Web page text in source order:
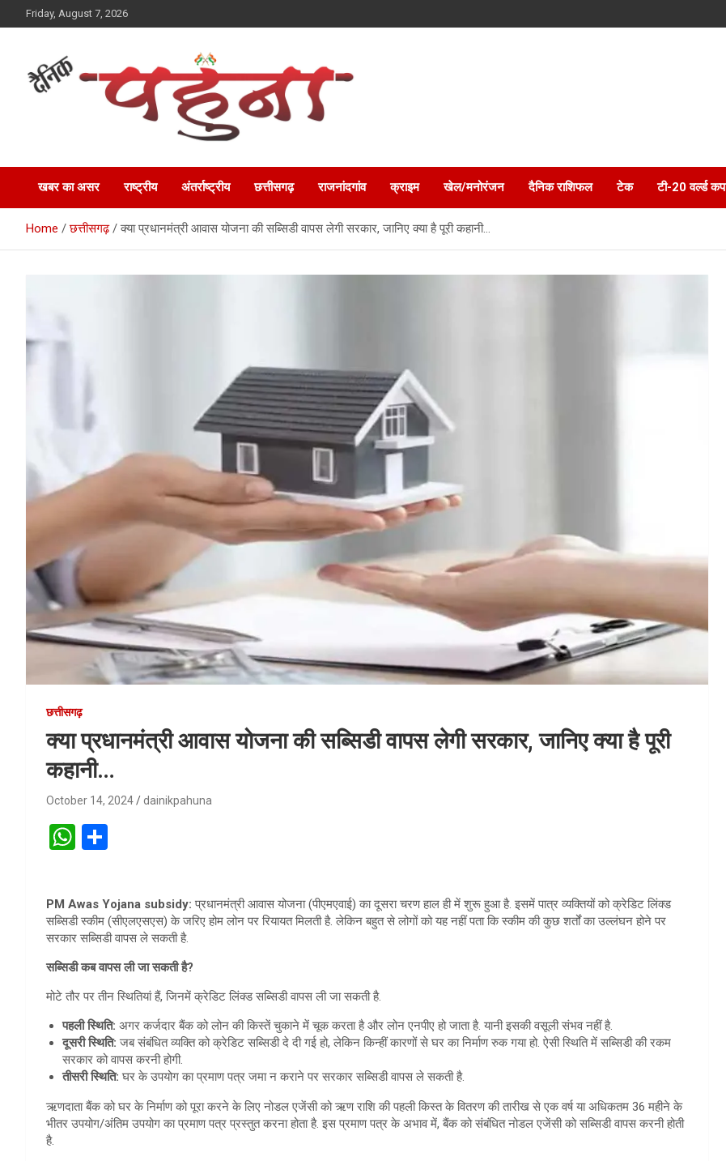
to
Friday, August 7, 2026
Dainik Pahuna
खबर का असर राष्ट्रीय अंतर्राष्ट्रीय छत्तीसगढ़ राजनांदगांव क्राइम खेल/मनोरंजन दैनिक राशिफल टेक टी-20 वर्ल्ड कप
Home छत्तीसगढ़ क्या प्रधानमंत्री आवास योजना की सब्सिडी वापस लेगी सरकार, जानिए क्या है पूरी कहानी…
छत्तीसगढ़
क्या प्रधानमंत्री आवास योजना की सब्सिडी वापस लेगी सरकार, जानिए क्या है पूरी
कहानी…
October 14, 2024 dainikpahuna
W
s
A
p
p
e
PM Awas Yojana subsidy: प्रधानमंत्री आवास योजना (पीएमएवाई) का दूसरा चरण हाल ही में शुरू हुआ है. इसमें पात्र व्यक्तियों को क्रेडिट लिंक्ड
सब्सिडी स्कीम (सीएलएसएस) के जरिए होम लोन पर रियायत मिलती है. लेकिन बहुत से लोगों को यह नहीं पता कि स्कीम की कुछ शर्तों का उल्लंघन होने पर
सरकार सब्सिडी वापस ले सकती है.
सब्सिडी कब वापस ली जा सकती है?
मोटे तौर पर तीन स्थितियां हैं, जिनमें क्रेडिट लिंक्ड सब्सिडी वापस ली जा सकती है.
पहली स्थिति: अगर कर्जदार बैंक को लोन की किस्तें चुकाने में चूक करता है और लोन एनपीए हो जाता है. यानी इसकी वसूली संभव नहीं है.
दूसरी स्थिति: जब संबंधित व्यक्ति को क्रेडिट सब्सिडी दे दी गई हो, लेकिन किन्हीं कारणों से घर का निर्माण रुक गया हो. ऐसी स्थिति में सब्सिडी की रकम
सरकार को वापस करनी होगी.
तीसरी स्थिति: घर के उपयोग का प्रमाण पत्र जमा न कराने पर सरकार सब्सिडी वापस ले सकती है.
ऋणदाता बैंक को घर के निर्माण को पूरा करने के लिए नोडल एजेंसी को ऋण राशि की पहली किस्त के वितरण की तारीख से एक वर्ष या अधिकतम 36 महीने के
भीतर उपयोग/अंतिम उपयोग का प्रमाण पत्र प्रस्तुत करना होता है. इस प्रमाण पत्र के अभाव में, बैंक को संबंधित नोडल एजेंसी को सब्सिडी वापस करनी होती
है.